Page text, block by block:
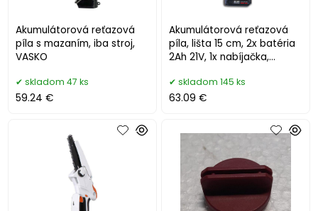
Akumulátorová reťazová
píla s mazaním, iba stroj,
VASKO
skladom 47 ks
59.24 €
Akumulátorová reťazová
píla, lišta 15 cm, 2x batéria
2Ah 21V, 1x nabíjačka,
skladom 145 ks
63.09 €